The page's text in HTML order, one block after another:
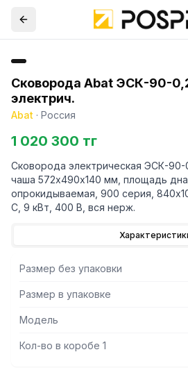
Сковорода Abat ЭСК-90-
электрич.
Abat · Россия
1 020 300 тг
Сковорода электрическая ЭСК-90-
чаша 572х490х140 мм, площадь
опрокидываемая, 900 серия,
С, 9 кВт, 400 В, вся нерж.
Размер без упаковки
Размер в упаковке
Модель
Кол-во в коробе 1